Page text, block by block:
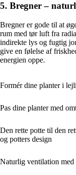
5. Bregner –
Bregner er gode til at
rum med tør luft fra
indirekte lys og fugtig
give en følelse af
energien oppe.
Formér dine planter i
Pas dine planter med
Den rette potte til den
og potters design
Naturlig ventilation med